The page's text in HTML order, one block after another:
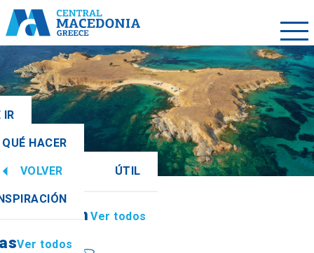
IR
QUÉ HACER
VOLVER ÚTIL
Ver todos
Ver todos